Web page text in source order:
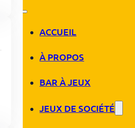
ACCUEIL
À PROPOS
BAR À JEUX
JEUX DE SOCIÉTÉ